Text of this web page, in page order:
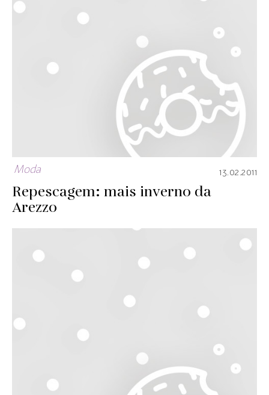
Moda 13.02.2011
Repescagem: mais inverno da
Arezzo